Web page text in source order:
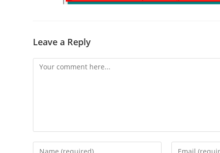
Leave a Reply
Comment
Enter
Enter